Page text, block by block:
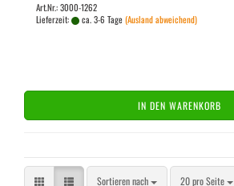
Art.Nr.: 3000-1262
Lieferzeit:
ca. 3-6 Tage(Ausland abweichend)
IN DEN WARENKORB
Sortieren nach
Sortieren nach 20 pro Seite
pro Seite